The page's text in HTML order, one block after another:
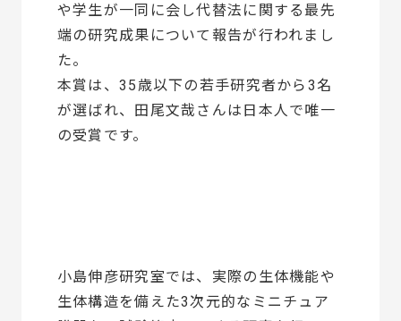
や学生が一同に会し代替法に関する最先
端の研究成果について報告が行われまし
た。
本賞は、35歳以下の若手研究者から3名
が選ばれ、田尾文哉さんは日本人で唯一
の受賞です。
小島伸彦研究室では、実際の生体機能や
生体構造を備えた3次元的なミニチュア